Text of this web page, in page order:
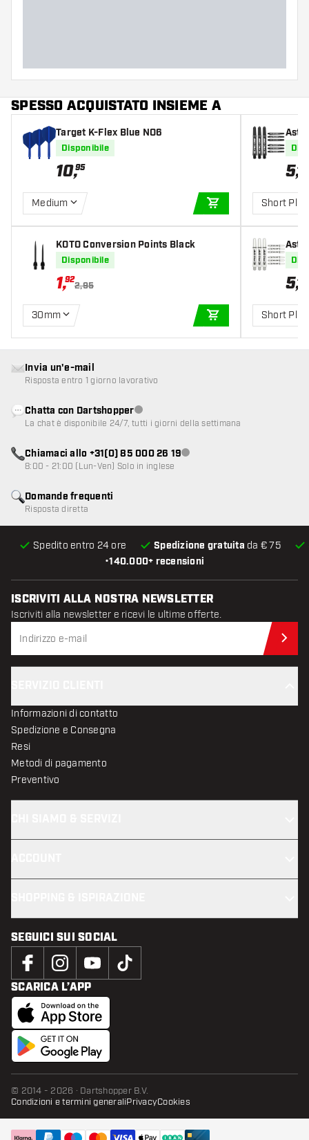
SPESSO ACQUISTATO INSIEME A
Target K-Flex Blue NO6
Disponibile
10,95
Medium
AGGIUNGI AL
KOTO Conversion Points Black
Disponibile
1,92
2,95
30mm
AGGIUNGI AL
5,49
Short Plus
5,49
Short Plus
•140.000+ recensioni
Spedito entro 24 ore Spedizione gratuita da € 75
Domande frequenti
Risposta diretta
Invia un'e-mail
Risposta entro 1 giorno lavorativo
Chatta con DartshopperServizio clienti non disponibile
La chat è disponibile 24/7, tutti i giorni della settimana
Chiamaci allo +31(0) 85 000 26 19Servizio clienti non disponibile
8:00 - 21:00 (Lun-Ven) Solo in inglese
ISCRIVITI ALLA NOSTRA NEWSLETTER
Iscriviti alla newsletter e ricevi le ultime offerte.
Informazioni di contatto
Spedizione e Consegna
Resi
Metodi di pagamento
Preventivo
SEGUICI SUI SOCIAL
SCARICA L’APP
© 2014 - 2026 · Dartshopper B.V.
Condizioni e termini generaliPrivacyCookies